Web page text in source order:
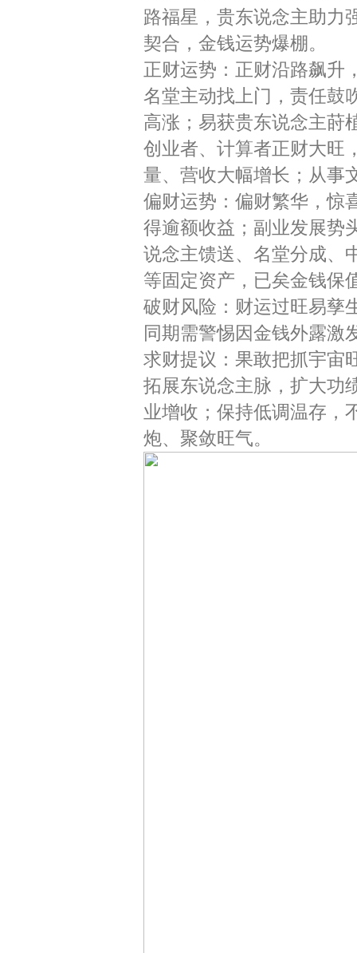
路福星，贵东说念主助力
契合，金钱运势爆棚。
正财运势：正财沿路飙升
名堂主动找上门，责任鼓
高涨；易获贵东说念主莳
创业者、计算者正财大旺
量、营收大幅增长；从事
偏财运势：偏财繁华，惊
得逾额收益；副业发展势
说念主馈送、名堂分成、
等固定资产，已矣金钱保
破财风险：财运过旺易孳
同期需警惕因金钱外露激
求财提议：果敢把抓宇宙
拓展东说念主脉，扩大功
业增收；保持低调温存，
炮、聚敛旺气。